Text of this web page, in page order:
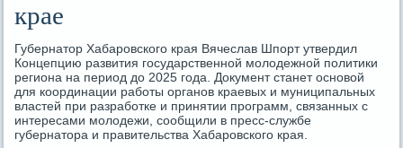
крае
Губернатор Хабаровского края Вячеслав Шпорт утвердил
Концепцию развития государственной молодежной политики
региона на период до 2025 года. Документ станет основой
для координации работы органов краевых и муниципальных
властей при разработке и принятии программ, связанных с
интересами молодежи, сообщили в пресс-службе
губернатора и правительства Хабаровского края.